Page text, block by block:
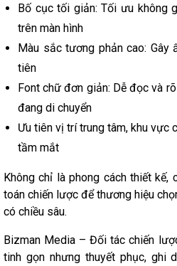
Bố cục tối giản: Tối ưu không
trên màn hình
Màu sắc tương phản cao:
tiên
Font chữ đơn giản: Dễ đọc và
đang di chuyển
Ưu tiên vị trí trung tâm, khu vực
tầm mắt
Không chỉ là phong cách thiết kế,
toán chiến lược để thương hiệu
có chiều sâu.
Bizman Media – Đối tác chiến
tinh gọn nhưng thuyết phục, ghi